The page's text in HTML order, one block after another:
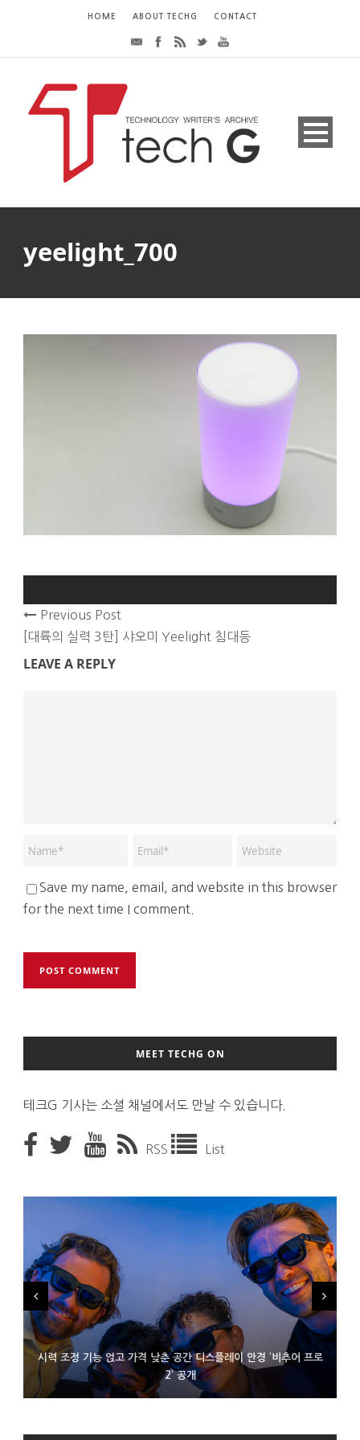
HOME ABOUT TECHG CONTACT
yeelight_700
Previous Post
[대륙의 실력 3탄] 샤오미 Yeelight 침대등
LEAVE A REPLY
Save my name, email, and website in this browser
for the next time I comment.
MEET TECHG ON
테크G 기사는 소셜 채널에서도 만날 수 있습니다.
RSS List
시력 조정 기능 얹고 가격 낮춘 공간 디스플레이 안경 ‘비추어 프로
2’ 공개
D램 부족에 10억달러어치 아이폰18 프로세서 패키징 대기 중
300~400달러 반지형 스피커 준비하는 오픈AI